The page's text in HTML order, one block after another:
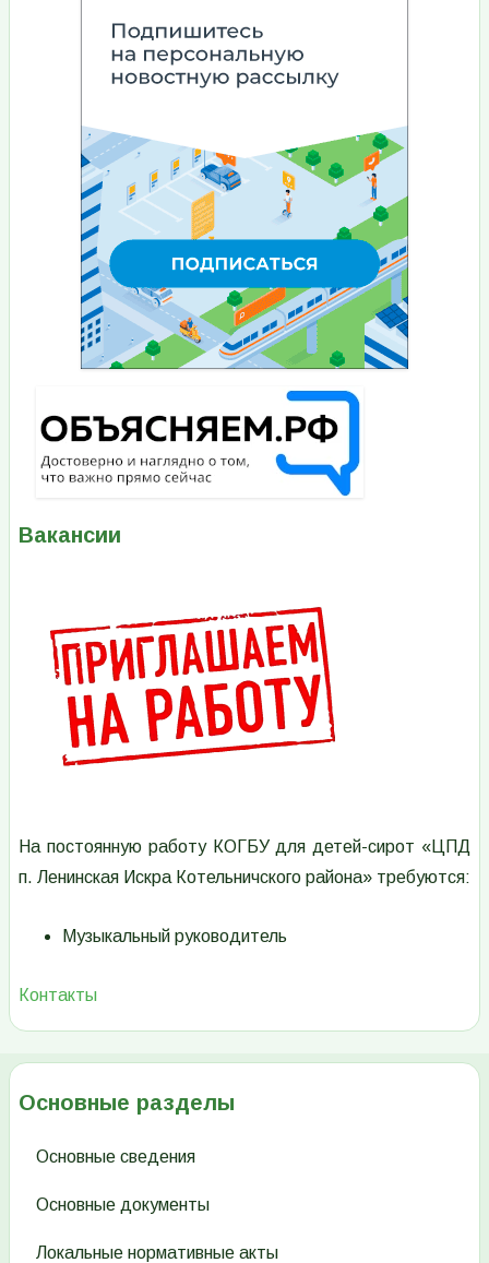
Вакансии
На постоянную работу КОГБУ для детей-сирот «ЦПД
п. Ленинская Искра Котельничского района» требуются:
Музыкальный руководитель
Контакты
Основные разделы
Основные сведения
Основные документы
Локальные нормативные акты